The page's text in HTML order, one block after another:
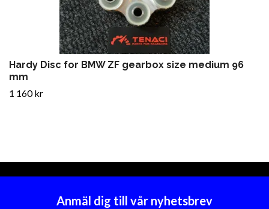
Hardy Disc for BMW ZF gearbox size medium 96
mm
1 160 kr
Anmäl dig till vår nyhetsbrev